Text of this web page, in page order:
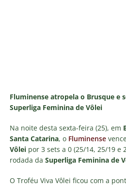
Fluminense atropela o Brusque e
Superliga Feminina de Vôlei
Na noite desta sexta-feira (25), em
Santa Catarina, o Fluminense
Vôlei por 3 sets a 0 (25/14, 25/19 e
rodada da Superliga Feminina de
O Troféu Viva Vôlei ficou com a